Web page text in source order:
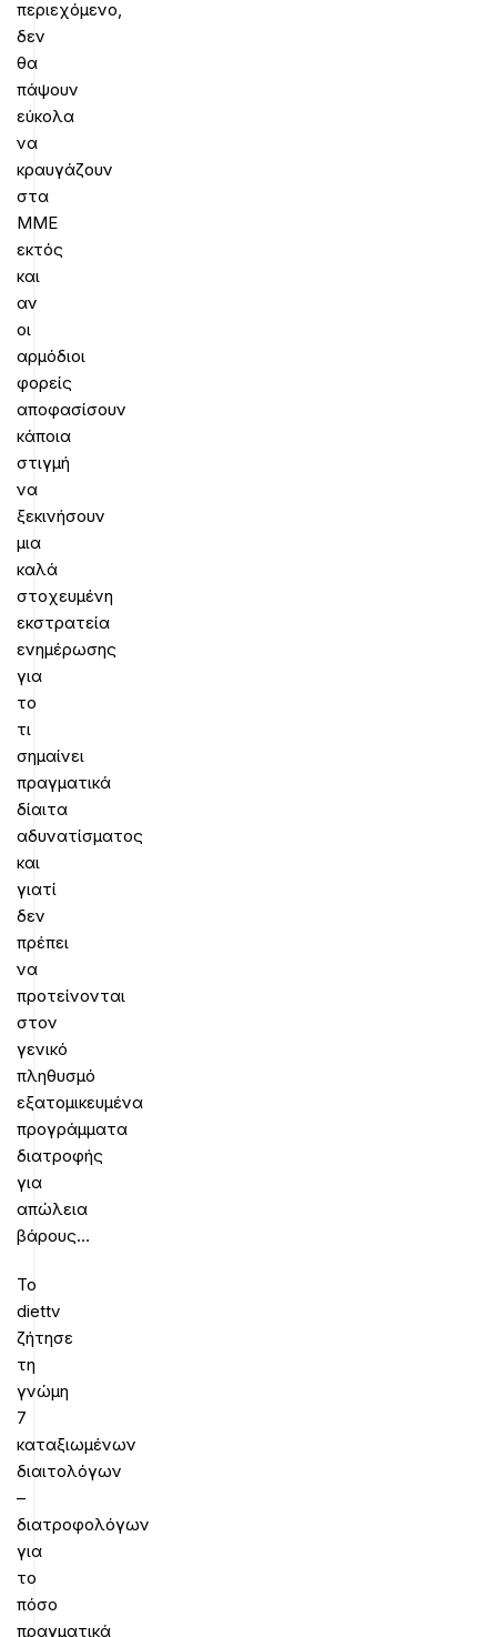
περιεχόμενο,
δεν
θα
πάψουν
εύκολα
να
κραυγάζουν
στα
ΜΜΕ
εκτός
και
αν
οι
αρμόδιοι
φορείς
αποφασίσουν
κάποια
στιγμή
να
ξεκινήσουν
μια
καλά
στοχευμένη
εκστρατεία
ενημέρωσης
για
το
τι
σημαίνει
πραγματικά
δίαιτα
αδυνατίσματος
και
γιατί
δεν
πρέπει
να
προτείνονται
στον
γενικό
πληθυσμό
εξατομικευμένα
προγράμματα
διατροφής
για
απώλεια
βάρους…
Το
diettv
ζήτησε
τη
γνώμη
7
καταξιωμένων
διαιτολόγων
–
διατροφολόγων
για
το
πόσο
πραγματικά